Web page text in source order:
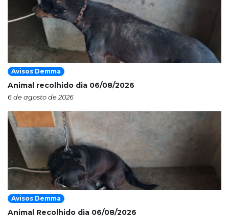
Avisos Demma
Animal recolhido dia 06/08/2026
6 de agosto de 2026
Avisos Demma
Animal Recolhido dia 06/08/2026